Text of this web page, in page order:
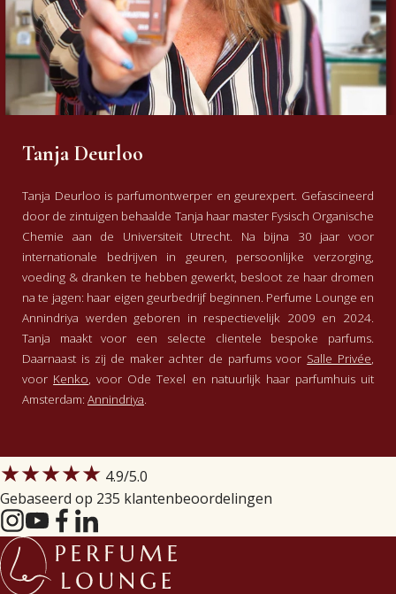
Tanja Deurloo
Tanja Deurloo is parfumontwerper en geurexpert. Gefascineerd
door de zintuigen behaalde Tanja haar master Fysisch Organische
Chemie aan de Universiteit Utrecht. Na bijna 30 jaar voor
internationale bedrijven in geuren, persoonlijke verzorging,
voeding & dranken te hebben gewerkt, besloot ze haar dromen
na te jagen: haar eigen geurbedrijf beginnen. Perfume Lounge en
Annindriya werden geboren in respectievelijk 2009 en 2024.
Tanja maakt voor een selecte clientele bespoke parfums.
Daarnaast is zij de maker achter de parfums voor Salle Privée,
voor Kenko, voor Ode Texel en natuurlijk haar parfumhuis uit
Amsterdam: Annindriya.
★★★★★ 4.9/5.0
Gebaseerd op 235 klantenbeoordelingen